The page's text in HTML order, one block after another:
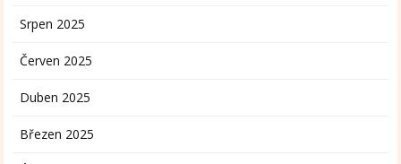
Srpen 2025
Červen 2025
Duben 2025
Březen 2025